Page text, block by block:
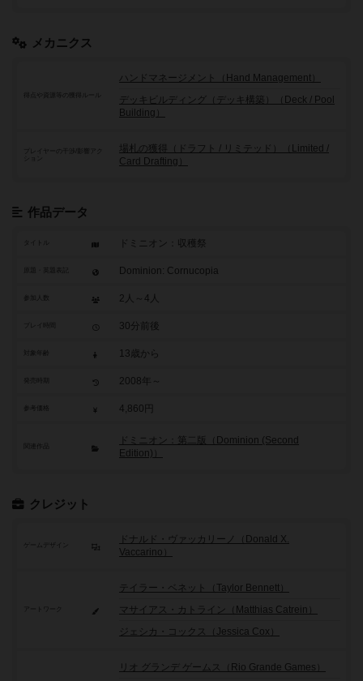
メカニクス
ハンドマネージメント（Hand Management）
デッキビルディング（デッキ構築）（Deck / Pool
Building）
プレイヤーの干渉/影響アク
場札の獲得（ドラフト / リミテッド）（Limited /
Card Drafting）
作品データ
タイトル ドミニオン：収穫祭
Dominion: Cornucopia
参加人数 2人～4人
30分前後
13歳から
2008年～
参考価格 4,860円
関連作品
ドミニオン：第二版（Dominion (Second
Edition)）
クレジット
ゲームデザイン
ドナルド・ヴァッカリーノ（Donald X.
Vaccarino）
アートワーク
テイラー・ベネット（Taylor Bennett）
マサイアス・カトライン（Matthias Catrein）
ジェシカ・コックス（Jessica Cox）
リオ グランデ ゲームス（Rio Grande Games）